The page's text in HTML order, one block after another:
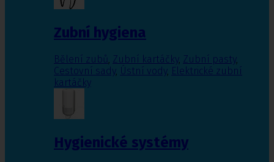
Zubní hygiena
Bělení zubů, Zubní kartáčky, Zubní pasty,
Cestovní sady, Ústní vody, Elektrické zubní
kartáčky
Hygienické systémy